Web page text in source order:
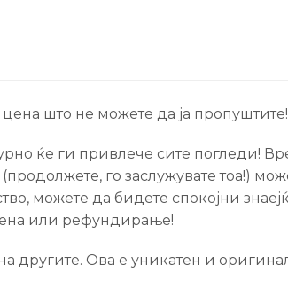
што не можете да ја пропуштите!
ќе ги привлече сите погледи!
(продолжете, го заслужувате тоа!)
можете да бидете спокојни
или рефундирање!
другите. Ова е уникатен и